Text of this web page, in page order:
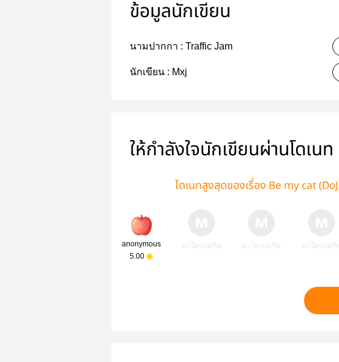
ข้อมูลนักเขียน
นามปากกา : Traffic Jam
นักเขียน : Mxj
ให้กำลังใจนักเขียนผ่านโดเนท
โดเนทสูงสุดของเรื่อง Be my cat
anonymous
5.00
มาโดเนทกัน มาโดเนทกัน มาโดเนทกั